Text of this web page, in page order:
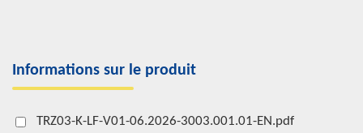
Informations sur le produit
TRZ03-K-LF-V01-06.2026-3003.001.01-EN.pdf